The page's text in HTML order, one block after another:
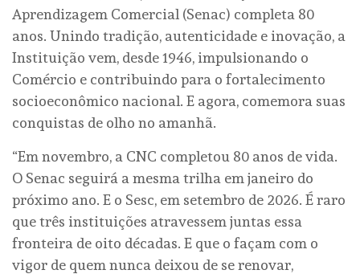
Aprendizagem Comercial (Senac) completa 80
anos. Unindo tradição, autenticidade e inovação, a
Instituição vem, desde 1946, impulsionando o
Comércio e contribuindo para o fortalecimento
socioeconômico nacional. E agora, comemora suas
conquistas de olho no amanhã.
“Em novembro, a CNC completou 80 anos de vida.
O Senac seguirá a mesma trilha em janeiro do
próximo ano. E o Sesc, em setembro de 2026. É raro
que três instituições atravessem juntas essa
fronteira de oito décadas. E que o façam com o
vigor de quem nunca deixou de se renovar,